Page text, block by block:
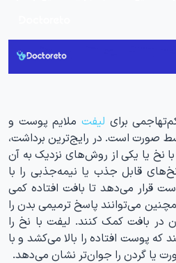
برای لیفت ملایم پوست و
صورت است. در رایج‌ترین برداشت،
نخ یا یکی از روش‌های نزدیک به آن
قابل جذب یا نیمه‌جذبی را با
قرار می‌دهد تا بافت افتاده کمی
می‌توانند پاسخ ترمیمی بدن را
در بافت کمک کنند. لیفت با نخ را
پوست افتاده را بالا می‌کشد و با
یا گردن را جوان‌تر نشان می‌دهد.